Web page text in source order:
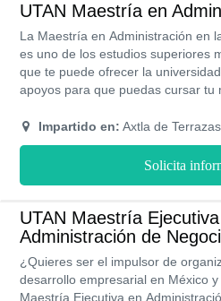
UTAN Maestría en
La Maestría en Administración en
es uno de los estudios superiores
que te puede ofrecer la
apoyos para que puedas cursar
decisiones en una empresa,
avanzar en tu formación
programa cuenta con validez oficial
Impartido en: Axtla de Terrazas
Solicita
UTAN Maestría
Administración de
¿Quieres ser el impulsor de
desarrollo empresarial en México
Maestría Ejecutiva en